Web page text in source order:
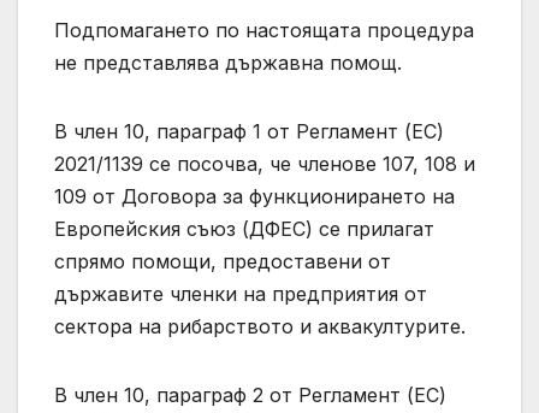
Подпомагането по настоящата процедура
не представлява държавна помощ.
В член 10, параграф 1 от Регламент (ЕС)
2021/1139 се посочва, че членове 107, 108 и
109 от Договорa за функционирането на
Европейския съюз (ДФЕС) се прилагат
спрямо помощи, предоставени от
държавите членки на предприятия от
сектора на рибарството и аквакултурите.
В член 10, параграф 2 от Регламент (ЕС)